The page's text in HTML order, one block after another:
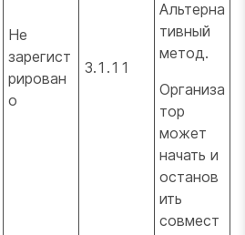
Не
зарегист
рирован
о
3.1.11
Альтерна
тивный
метод.
Организа
тор
может
начать и
останов
ить
совмест